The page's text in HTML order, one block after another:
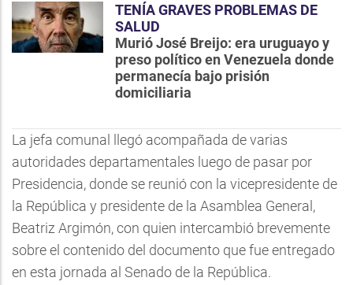
TENÍA GRAVES PROBLEMAS DE
SALUD
Murió José Breijo: era uruguayo y
preso político en Venezuela donde
permanecía bajo prisión
domiciliaria
La jefa comunal llegó acompañada de varias
autoridades departamentales luego de pasar por
Presidencia, donde se reunió con la vicepresidente de
la República y presidente de la Asamblea General,
Beatriz Argimón, con quien intercambió brevemente
sobre el contenido del documento que fue entregado
en esta jornada al Senado de la República.